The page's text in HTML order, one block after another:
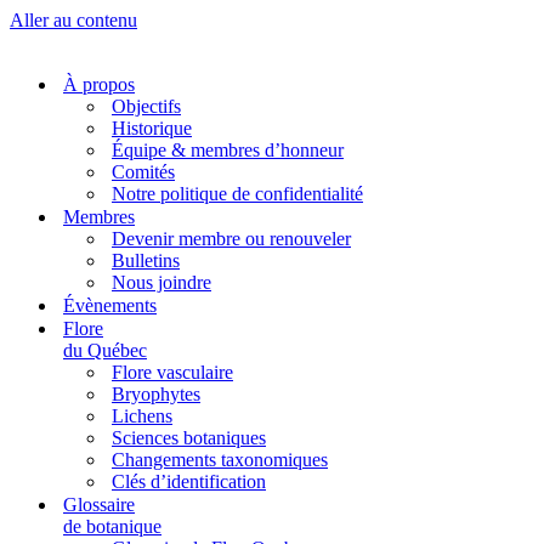
Aller au contenu
À propos
Objectifs
Historique
Équipe & membres d’honneur
Comités
Notre politique de confidentialité
Membres
Devenir membre ou renouveler
Bulletins
Nous joindre
Évènements
Flore
du Québec
Flore vasculaire
Bryophytes
Lichens
Sciences botaniques
Changements taxonomiques
Clés d’identification
Glossaire
de botanique